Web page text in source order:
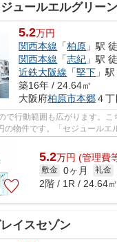
ュールエルグリーン
5.2万円
関西本線 「柏原 」駅
関西本線 「志紀 」駅
近鉄大阪線 「堅下 」
築16年 / 24.64㎡
大阪府柏原市本郷４
で行動範囲も広がります。こ
の物件です。「セジュールエ
5.2万円 (管理費
敷金 0ヶ月 礼金
2階 / 1R / 24.64㎡
イスセゾン